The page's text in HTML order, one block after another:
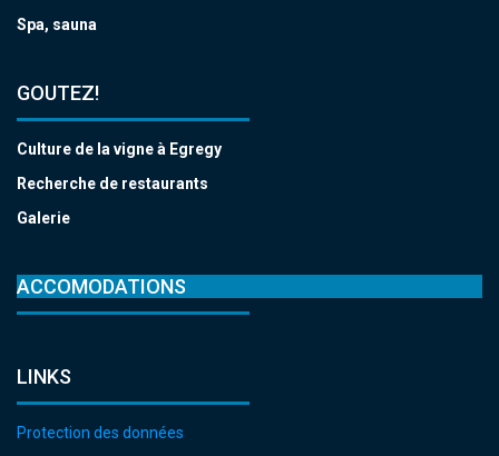
Spa, sauna
GOUTEZ!
Culture de la vigne à Egregy
Recherche de restaurants
Galerie
ACCOMODATIONS
LINKS
Protection des données